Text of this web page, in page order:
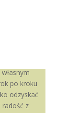
po kroku
odzyskać
radość z